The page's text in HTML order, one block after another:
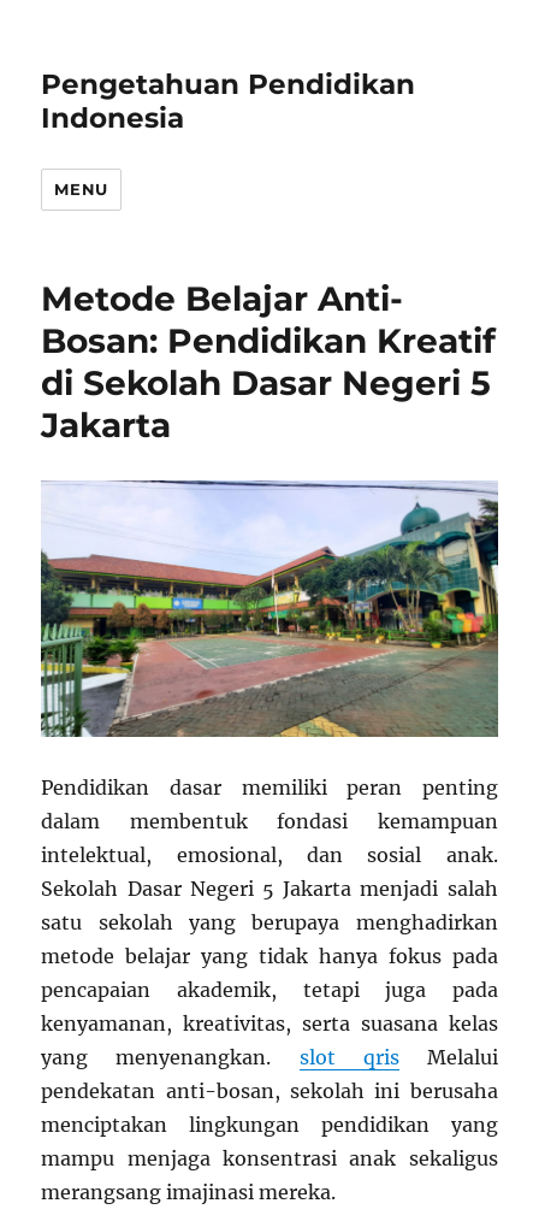
Pengetahuan Pendidikan
Indonesia
MENU
Metode Belajar Anti-
Bosan: Pendidikan Kreatif
di Sekolah Dasar Negeri 5
Jakarta
Pendidikan dasar memiliki peran penting
dalam membentuk fondasi kemampuan
intelektual, emosional, dan sosial anak.
Sekolah Dasar Negeri 5 Jakarta menjadi salah
satu sekolah yang berupaya menghadirkan
metode belajar yang tidak hanya fokus pada
pencapaian akademik, tetapi juga pada
kenyamanan, kreativitas, serta suasana kelas
yang menyenangkan. slot qrisMelalui
pendekatan anti-bosan, sekolah ini berusaha
menciptakan lingkungan pendidikan yang
mampu menjaga konsentrasi anak sekaligus
merangsang imajinasi mereka.